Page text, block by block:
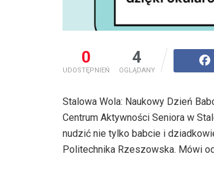
0
UDOSTĘPNIEŃ
4
OGLĄDANY
Stalowa Wola: Naukowy Dzień
Centrum Aktywności Seniora w
nudzić nie tylko babcie i
Politechnika Rzeszowska. Mówi